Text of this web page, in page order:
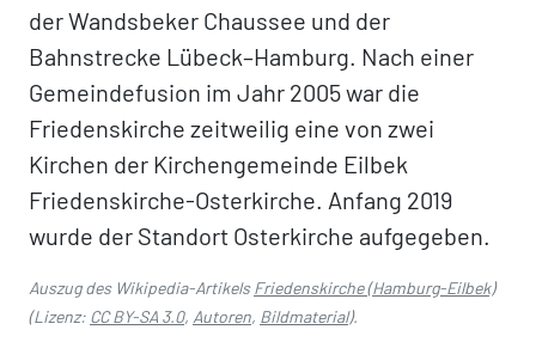
der Wandsbeker Chaussee und der
Bahnstrecke Lübeck–Hamburg. Nach einer
Gemeindefusion im Jahr 2005 war die
Friedenskirche zeitweilig eine von zwei
Kirchen der Kirchengemeinde Eilbek
Friedenskirche-Osterkirche. Anfang 2019
wurde der Standort Osterkirche aufgegeben.
Auszug des Wikipedia-ArtikelsFriedenskirche (Hamburg-Eilbek)
(Lizenz: CC BY-SA 3.0, Autoren, Bildmaterial).